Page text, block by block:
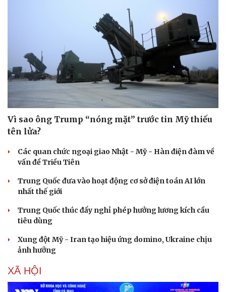
Vì sao ông Trump “nóng mặt” trước tin Mỹ thiếu
tên lửa?
Các quan chức ngoại giao Nhật - Mỹ - Hàn điện đàm về
vấn đề Triều Tiên
Trung Quốc đưa vào hoạt động cơ sở điện toán AI lớn
nhất thế giới
Trung Quốc thúc đẩy nghỉ phép hưởng lương kích cầu
tiêu dùng
Xung đột Mỹ - Iran tạo hiệu ứng domino, Ukraine chịu
ảnh hưởng
XÃ HỘI